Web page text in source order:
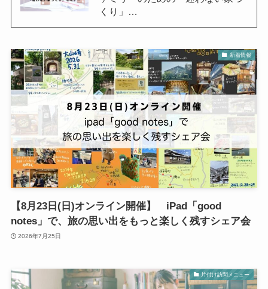
くり」…
新着情報
【8月23日(日)オンライン開催】 iPad「good
notes」で、旅の思い出をもっと楽しく残すシェア会
2026年7月25日
片付け訪問メニュー